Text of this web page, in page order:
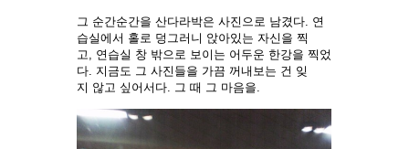
그 순간순간을 산다라박은 사진으로 남겼다. 연
습실에서 홀로 덩그러니 앉아있는 자신을 찍
고, 연습실 창 밖으로 보이는 어두운 한강을 찍었
다. 지금도 그 사진들을 가끔 꺼내보는 건 잊
지 않고 싶어서다. 그 때 그 마음을.